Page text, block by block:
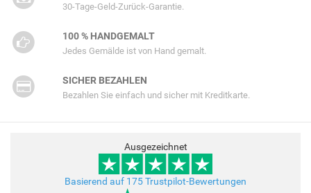
30-Tage-Geld-Zurück-Garantie.
100 % HANDGEMALT
Jedes Gemälde ist von Hand gemalt.
SICHER BEZAHLEN
Bezahlen Sie einfach und sicher mit Kreditkarte.
Ausgezeichnet
Basierend auf 175 Trustpilot-Bewertungen